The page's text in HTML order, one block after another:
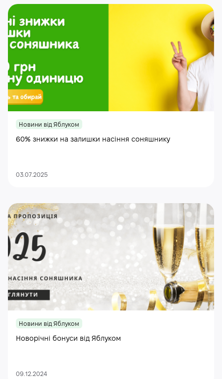
Новини від Яблуком
60% знижки на залишки насіння соняшнику
03.07.2025
Новини від Яблуком
Новорічні бонуси від Яблуком
09.12.2024